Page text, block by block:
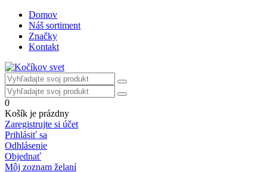
Domov
Náš sortiment
Značky
Kontakt
0
Košík je prázdny
Zaregistrujte si účet
Prihlásiť sa
Odhlásenie
Objednať
Môj zoznam želaní